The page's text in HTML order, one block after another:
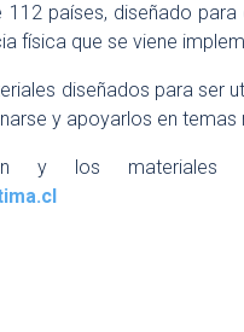
países, diseñado
física que se viene
diseñados para ser
y apoyarlos en
y los materiales